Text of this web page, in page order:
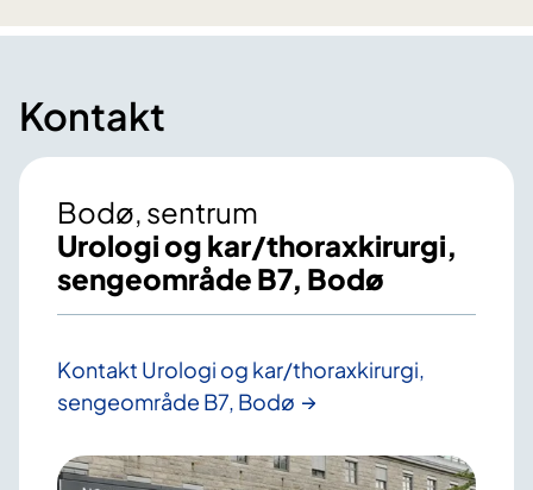
Kontakt
Bodø, sentrum
Urologi og kar/thoraxkirurgi,
sengeområde B7, Bodø
Kontakt Urologi og kar/thoraxkirurgi,
sengeområde B7, Bodø